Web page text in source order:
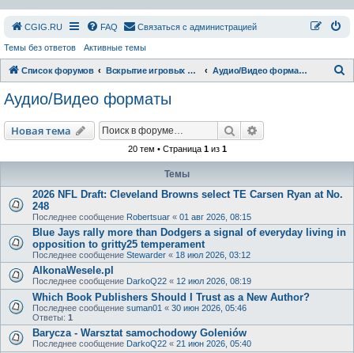
СGIG.RU FAQ Связаться с администрацией
Темы без ответов Активные темы
Список форумов Вскрытие игровых ресурсов Аудио/Видео форматы
Аудио/Видео форматы
Новая тема Поиск
20 тем • Страница 1из 1
Темы
2026 NFL Draft: Cleveland Browns select TE Carsen Ryan at No.
248
Последнее сообщение Robertsuar « 01 авг 2026, 08:15
Blue Jays rally more than Dodgers a signal of everyday living in
opposition to gritty25 temperament
Последнее сообщение Stewarder « 18 июл 2026, 03:12
AlkonaWesele.pl
Последнее сообщение DarkoQ22 « 12 июл 2026, 08:19
Which Book Publishers Should I Trust as a New Author?
Последнее сообщение suman01 « 30 июн 2026, 05:46
Ответы: 1
Barycza - Warsztat samochodowy Goleniów
Последнее сообщение DarkoQ22 « 21 июн 2026, 05:40